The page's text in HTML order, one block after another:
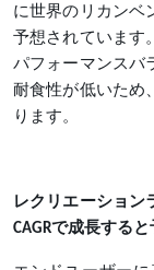
に世界のリカンベ
予想されています
パフォーマンスバ
耐食性が低いため
ります。
レクリエーション
CAGRで成長する